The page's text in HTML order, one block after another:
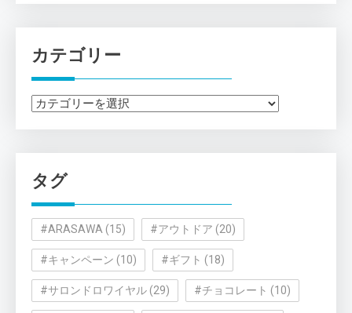
カテゴリー
カ
ー
タグ
#ARASAWA (15) #アウトドア (20)
#キャンペーン (10) #ギフト (18)
#サロンドロワイヤル (29) #チョコレート (10)